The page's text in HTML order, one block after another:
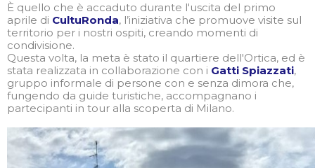
È quello che è accaduto durante l'uscita del primo
aprile di CultuRonda, l’iniziativa che promuove visite sul
territorio per i nostri ospiti, creando momenti di
condivisione.
Questa volta, la meta è stato il quartiere dell'Ortica, ed è
stata realizzata in collaborazione con i Gatti Spiazzati,
gruppo informale di persone con e senza dimora che,
fungendo da guide turistiche, accompagnano i
partecipanti in tour alla scoperta di Milano.